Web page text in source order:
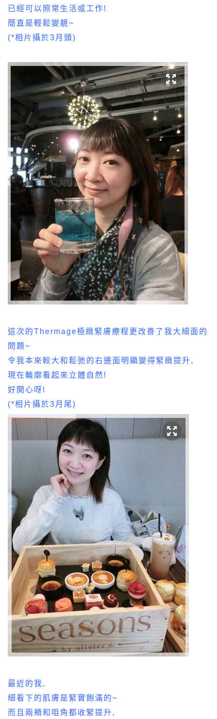
已經可以照常生活或工作!
簡直是輕鬆變靚~
(*相片攝於3月頭)
這次的Thermage極緻緊膚療程更改善了我大細面的
問題~
令我本來較大和鬆弛的右邊面明顯變得緊緻提升,
現在輪廓看起來立體自然!
好開心呀!
(*相片攝於3月尾)
最近的我,
細看下的肌膚是緊實飽滿的~
而且兩頰和咀角都收緊提升,